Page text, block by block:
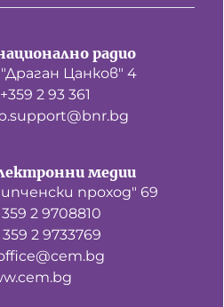
радио
Цанков" 4
2 93 361
медии
проход" 69
2 9708810
2 9733769